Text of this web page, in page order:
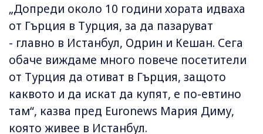
„Допреди около 10 години хората идваха
от Гърция в Турция, за да пазаруват
- главно в Истанбул, Одрин и Кешан. Сега
обаче виждаме много повече посетители
от Турция да отиват в Гърция, защото
каквото и да искат да купят, е по-евтино
там“, казва пред Euronews Мария Диму,
която живее в Истанбул.